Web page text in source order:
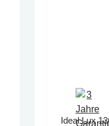
Ideal Lux